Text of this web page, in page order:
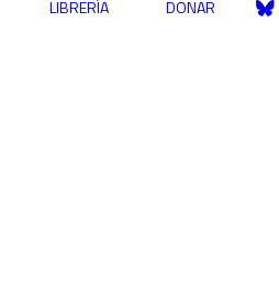
LIBRERÍA DONAR